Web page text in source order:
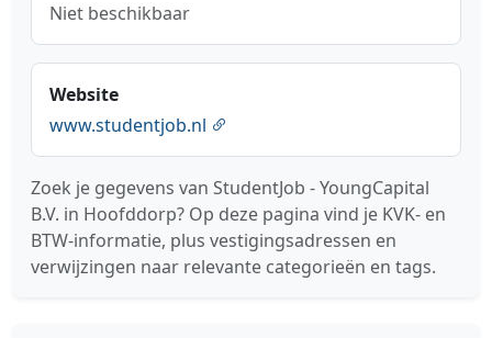
Niet beschikbaar
Website
www.studentjob.nl
Zoek je gegevens van StudentJob - YoungCapital
B.V. in Hoofddorp? Op deze pagina vind je KVK- en
BTW-informatie, plus vestigingsadressen en
verwijzingen naar relevante categorieën en tags.